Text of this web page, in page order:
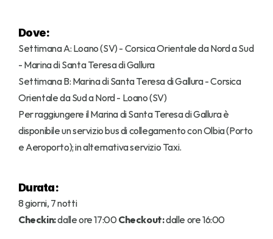
Dove:
Settimana A: Loano (SV) - Corsica Orientale da Nord a Sud
- Marina di Santa Teresa di Gallura
Settimana B: Marina di Santa Teresa di Gallura - Corsica
Orientale da Sud a Nord - Loano (SV)
Per raggiungere il Marina di Santa Teresa di Gallura è
disponibile un servizio bus di collegamento con Olbia (Porto
e Aeroporto); in alternativa servizio Taxi.
Durata:
8 giorni, 7 notti
Checkin: dalle ore 17:00 Checkout: dalle ore 16:00